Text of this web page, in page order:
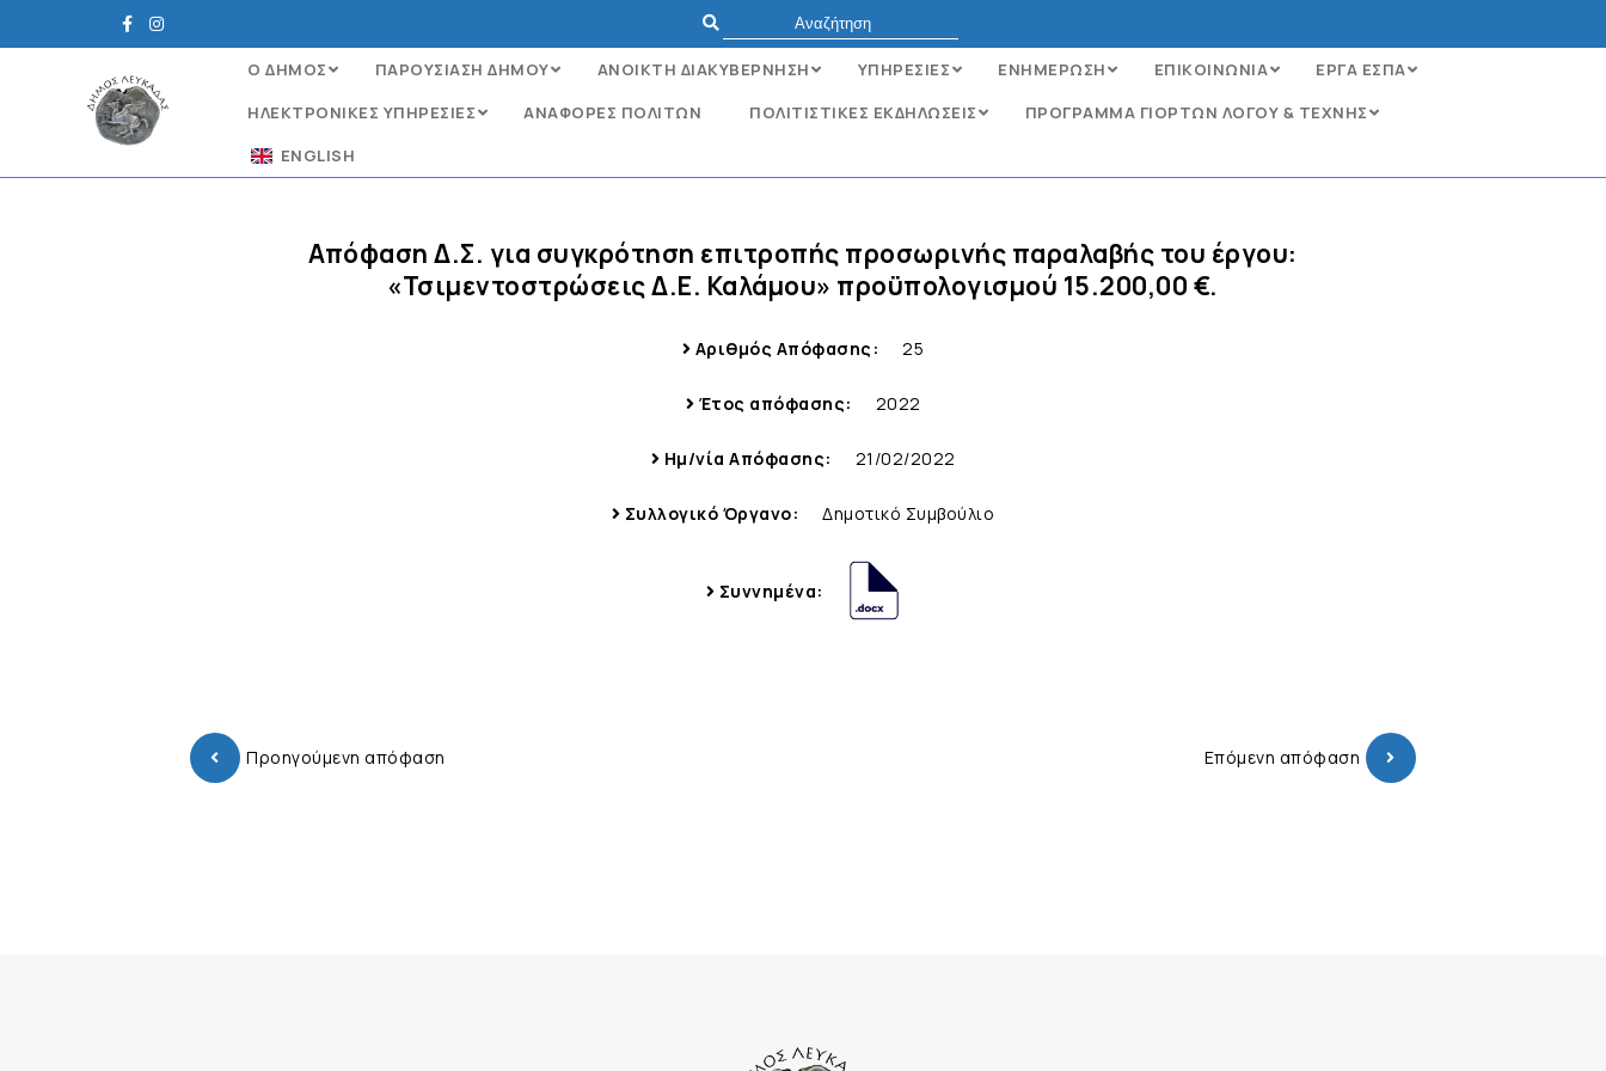
Ο ΔΗΜΟΣ ΠΑΡΟΥΣΙΑΣΗ ΔΗΜΟΥ ΑΝΟΙΚΤΗ ΔΙΑΚΥΒΕΡΝΗΣΗ ΥΠΗΡΕΣΙΕΣ ΕΝΗΜΕΡΩΣΗ ΕΠΙΚΟΙΝΩΝΙΑ
ΕΡΓΑ ΕΣΠΑ
ΗΛΕΚΤΡΟΝΙΚΈΣ ΥΠΗΡΕΣΊΕΣ
ΑΝΑΦΟΡΈΣ ΠΟΛΙΤΏΝ ΠΟΛΙΤΙΣΤΙΚΕΣ ΕΚΔΗΛΩΣΕΙΣ
ΠΡΟΓΡΑΜΜΑ ΓΙΟΡΤΩΝ ΛΟΓΟΥ & ΤΕΧΝΗΣ
ENGLISH
Απόφαση Δ.Σ. για συγκρότηση επιτροπής προσωρινής παραλαβής του έργου:
«Τσιμεντοστρώσεις Δ.Ε. Καλάμου» προϋπολογισμού 15.200,00 €.
Αριθμός Απόφασης: 25
Έτος απόφασης: 2022
Ημ/νία Απόφασης: 21/02/2022
Συλλογικό Όργανο: Δημοτικό Συμβούλιο
Συννημένα:
Προηγούμενη απόφαση Επόμενη απόφαση